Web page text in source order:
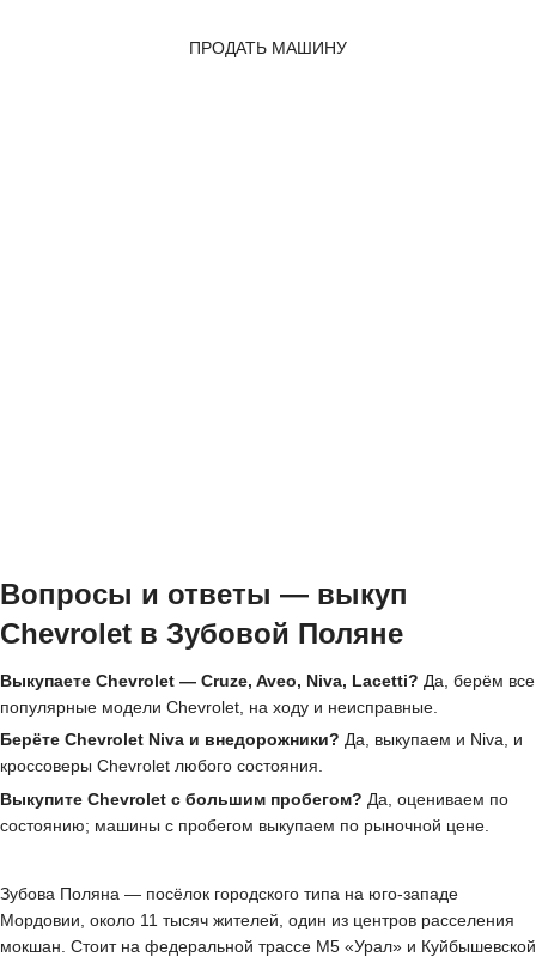
ПРОДАТЬ МАШИНУ
Вопросы и ответы — выкуп
Chevrolet в Зубовой Поляне
Выкупаете Chevrolet — Cruze, Aveo, Niva, Lacetti? Да, берём все
популярные модели Chevrolet, на ходу и неисправные.
Берёте Chevrolet Niva и внедорожники? Да, выкупаем и Niva, и
кроссоверы Chevrolet любого состояния.
Выкупите Chevrolet с большим пробегом? Да, оцениваем по
состоянию; машины с пробегом выкупаем по рыночной цене.
Зубова Поляна — посёлок городского типа на юго-западе
Мордовии, около 11 тысяч жителей, один из центров расселения
мокшан. Стоит на федеральной трассе М5 «Урал» и Куйбышевской